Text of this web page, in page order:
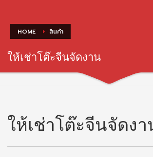
HOME สินค้า
ให้เช่าโต๊ะจีนจัดงาน
ให้เช่าโต๊ะจีนจัดงา